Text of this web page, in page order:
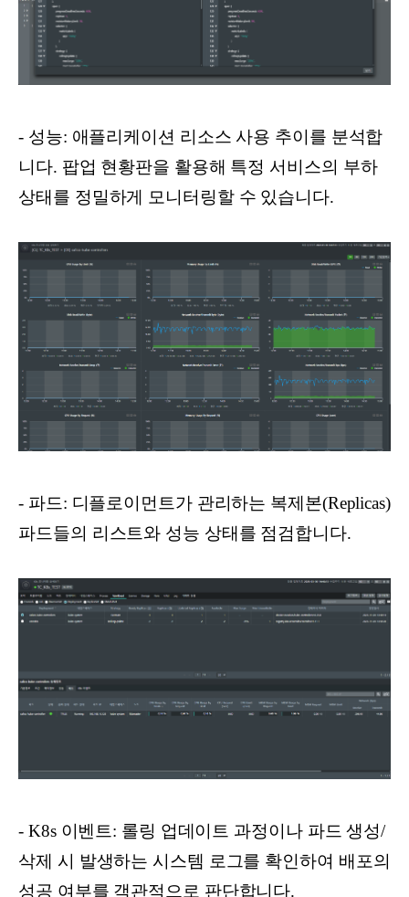
- 성능: 애플리케이션 리소스 사용 추이를 분석합
니다. 팝업 현황판을 활용해 특정 서비스의 부하
상태를 정밀하게 모니터링할 수 있습니다.
- 파드: 디플로이먼트가 관리하는 복제본(Replicas)
파드들의 리스트와 성능 상태를 점검합니다.
- K8s 이벤트: 롤링 업데이트 과정이나 파드 생성/
삭제 시 발생하는 시스템 로그를 확인하여 배포의
성공 여부를 객관적으로 판단합니다.